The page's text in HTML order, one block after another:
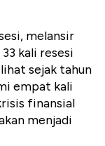
melansir
kali resesi
sejak tahun
empat kali
finansial
menjadi